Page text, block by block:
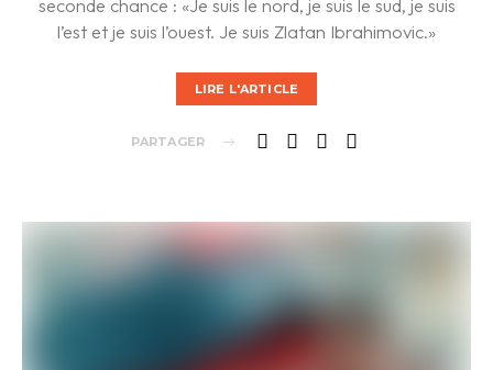
seconde chance : «Je suis le nord, je suis le sud, je suis
l’est et je suis l’ouest. Je suis Zlatan Ibrahimovic.»
LIRE L'ARTICLE
PARTAGER